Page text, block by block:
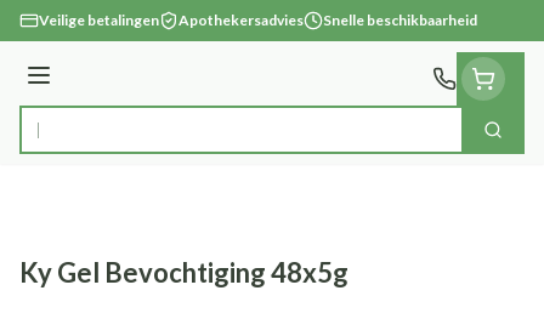
Ga naar de inhoud
Veilige betalingen Apothekersadvies Snelle beschikbaarheid
Menu
Product, merk, categorie... Zoek
Ky Gel Bevochtiging 48x5g